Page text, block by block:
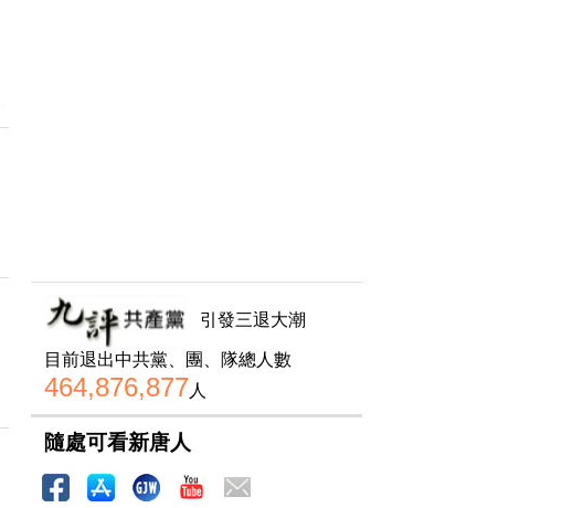
引發三退大潮
目前退出中共黨、團、隊總人數
464,876,877人
隨處可看新唐人